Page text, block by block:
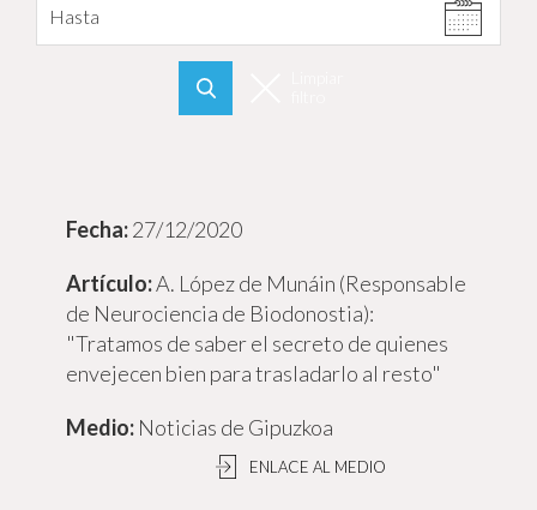
Hasta
27/12/2020
A. López de Munáin (Responsable
de Neurociencia de Biodonostia):
"Tratamos de saber el secreto de quienes
envejecen bien para trasladarlo al resto"
Noticias de Gipuzkoa
ENLACE AL MEDIO